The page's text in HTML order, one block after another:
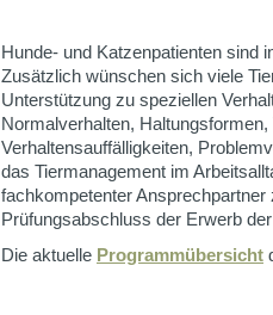
Hunde- und Katzenpatienten sind
Zusätzlich wünschen sich viele
Unterstützung zu speziellen
Normalverhalten,
Verhaltensauffälligkeiten,
das Tiermanagement im
fachkompetenter
Prüfungsabschluss der Erwerb
Die aktuelle Programmübersicht